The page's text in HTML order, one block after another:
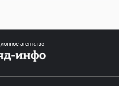
агентство